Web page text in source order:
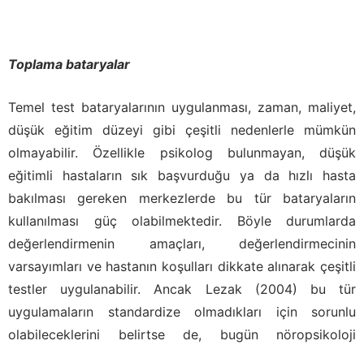
Toplama bataryalar
Temel test bataryalarının uygulanması, zaman, maliyet,
düşük eğitim düzeyi gibi çeşitli nedenlerle mümkün
olmayabilir. Özellikle psikolog bulunmayan, düşük
eğitimli hastaların sık başvurduğu ya da hızlı hasta
bakılması gereken merkezlerde bu tür bataryaların
kullanılması güç olabilmektedir. Böyle durumlarda
değerlendirmenin amaçları, değerlendirmecinin
varsayımları ve hastanın koşulları dikkate alınarak çeşitli
testler uygulanabilir. Ancak Lezak (2004) bu tür
uygulamaların standardize olmadıkları için sorunlu
olabileceklerini belirtse de, bugün nöropsikoloji